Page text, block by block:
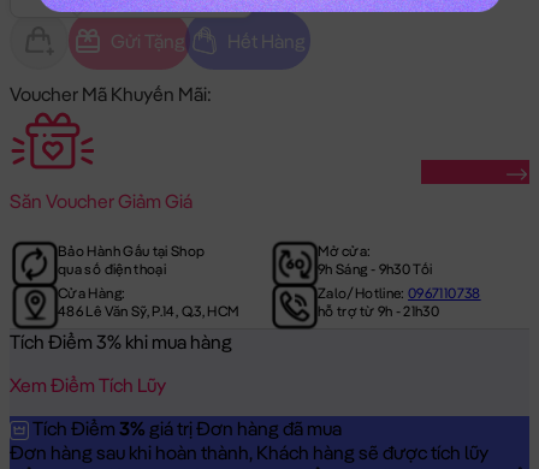
Gửi Tặng Hết Hàng
Voucher Mã Khuyến Mãi:
Săn Voucher Giảm Giá
Bảo Hành Gấu tại Shop
qua số điện thoại
Mở cửa:
9h Sáng - 9h30 Tối
Cửa Hàng:
486 Lê Văn Sỹ, P.14, Q.3, HCM
Zalo/Hotline:0967110738
hỗ trợ từ 9h - 21h30
Tích Điểm 3% khi mua hàng
Xem Điểm Tích Lũy
Tích Điểm 3% giá trị Đơn hàng đã mua
Đơn hàng sau khi hoàn thành, Khách hàng sẽ được tích lũy